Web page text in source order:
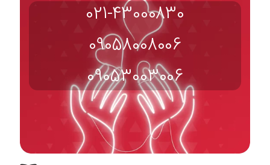
021-43000830
09058008006
09053003006